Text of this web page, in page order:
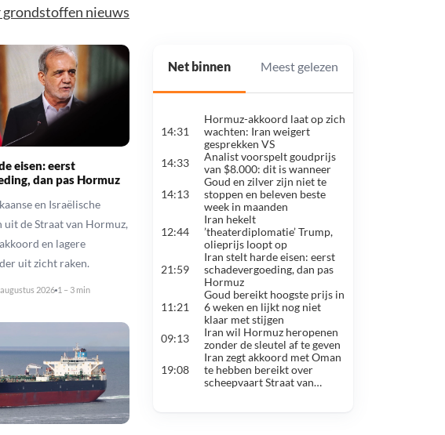
grondstoffen nieuws
eisen: eerst
dan pas Hormuz
en Israëlische
uit de Straat van Hormuz,
en lagere
uit zicht raken.
2026 1 – 3 min
Net binnen Meest gelezen
14:31
Hormuz-akkoord laat op zich
wachten: Iran weigert
gesprekken VS
14:33
Analist voorspelt goudprijs
van $8.000: dit is wanneer
14:13
Goud en zilver zijn niet te
stoppen en beleven beste
week in maanden
12:44
Iran hekelt
’theaterdiplomatie’ Trump,
olieprijs loopt op
21:59
Iran stelt harde eisen: eerst
schadevergoeding, dan pas
Hormuz
11:21
Goud bereikt hoogste prijs in
6 weken en lijkt nog niet
klaar met stijgen
09:13
Iran wil Hormuz heropenen
zonder de sleutel af te geven
19:08
Iran zegt akkoord met Oman
te hebben bereikt over
scheepvaart Straat van